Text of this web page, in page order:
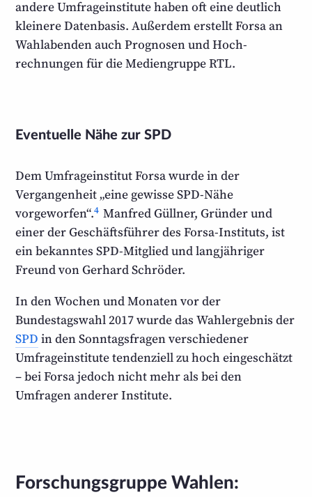
andere Umfrage­institute haben oft eine deutlich
kleinere Datenbasis. Außerdem erstellt Forsa an
Wahl­abenden auch Prognosen und Hoch­
rechnungen für die Mediengruppe RTL.
Eventuelle Nähe zur SPD
Dem Umfrageinstitut Forsa wurde in der
Vergangenheit „eine gewisse SPD-Nähe
vorgeworfen“.4 Manfred Güllner, Gründer und
einer der Geschäfts­führer des Forsa-Instituts, ist
ein bekanntes SPD-Mitglied und lang­jähriger
Freund von Gerhard Schröder.
In den Wochen und Monaten vor der
Bundestagswahl 2017 wurde das Wahl­ergebnis der
SPD in den Sonntags­fragen verschiedener
Umfrage­institute tendenziell zu hoch eingeschätzt
– bei Forsa jedoch nicht mehr als bei den
Umfragen anderer Institute.
Forschungsgruppe Wahlen: